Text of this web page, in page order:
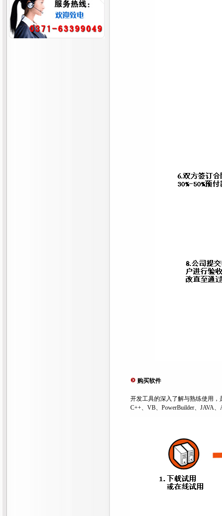
购买软件
开发工具的深入了解与熟练使用
C++、VB、PowerBuilder、JAVA